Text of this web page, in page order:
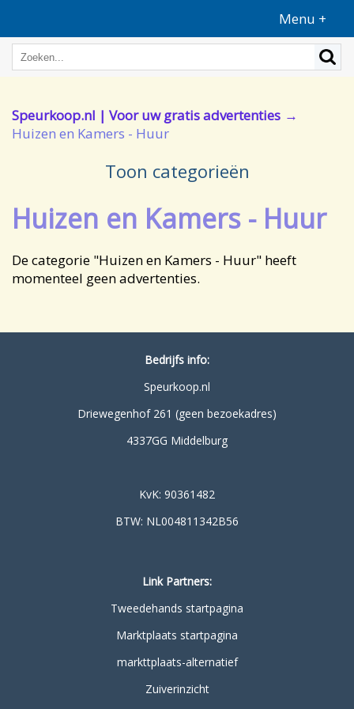
Menu +
Speurkoop.nl | Voor uw gratis advertenties
Huizen en Kamers - Huur
Toon categorieën
Huizen en Kamers - Huur
De categorie "Huizen en Kamers - Huur" heeft
momenteel geen advertenties.
Bedrijfs info:
Speurkoop.nl
Driewegenhof 261 (geen bezoekadres)
4337GG Middelburg
KvK: 90361482
BTW: NL004811342B56
Link Partners:
Tweedehands startpagina
Marktplaats startpagina
markttplaats-alternatief
Zuiverinzicht